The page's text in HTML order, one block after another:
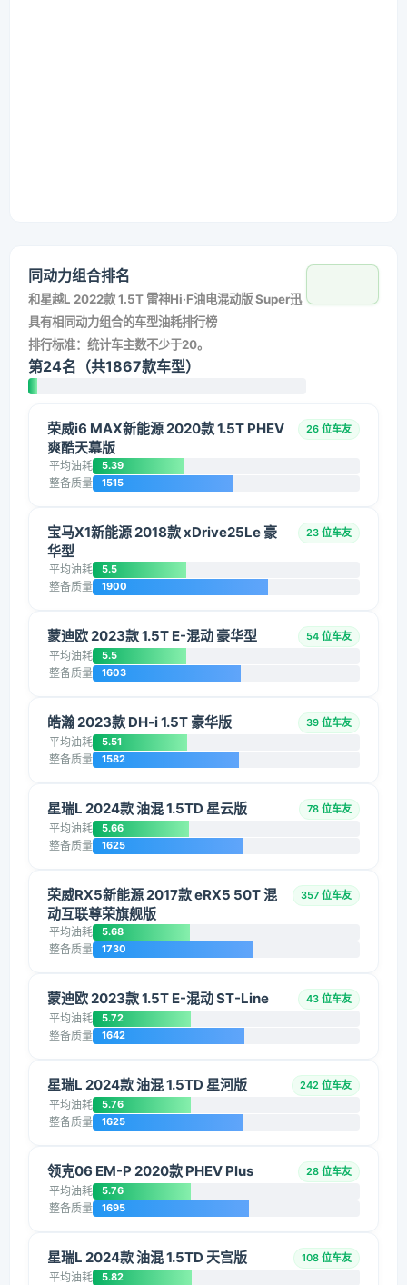
同动力组合排名
和星越L 2022款 1.5T 雷神Hi·F油电混动版 Super迅
具有相同动力组合的车型油耗排行榜
排行标准：统计车主数不少于20。
第24名（共1867款车型）
荣威i6 MAX新能源 2020款 1.5T PHEV
爽酷天幕版
26 位车友
平均油耗 5.39
整备质量 1515
宝马X1新能源 2018款 xDrive25Le 豪
华型
23 位车友
平均油耗 5.5
整备质量 1900
蒙迪欧 2023款 1.5T E-混动 豪华型 54 位车友
平均油耗 5.5
整备质量 1603
皓瀚 2023款 DH-i 1.5T 豪华版 39 位车友
平均油耗 5.51
整备质量 1582
星瑞L 2024款 油混 1.5TD 星云版 78 位车友
平均油耗 5.66
整备质量 1625
荣威RX5新能源 2017款 eRX5 50T 混
动互联尊荣旗舰版
357 位车友
平均油耗 5.68
整备质量 1730
蒙迪欧 2023款 1.5T E-混动 ST-Line 43 位车友
平均油耗 5.72
整备质量 1642
星瑞L 2024款 油混 1.5TD 星河版 242 位车友
平均油耗 5.76
整备质量 1625
领克06 EM-P 2020款 PHEV Plus 28 位车友
平均油耗 5.76
整备质量 1695
星瑞L 2024款 油混 1.5TD 天宫版 108 位车友
平均油耗 5.82